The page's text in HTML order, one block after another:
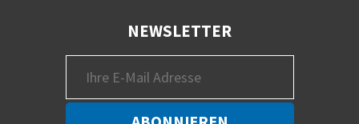
NEWSLETTER